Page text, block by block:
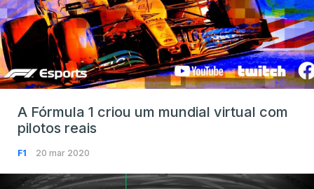
A Fórmula 1 criou um mundial virtual com
pilotos reais
F1 20 mar 2020